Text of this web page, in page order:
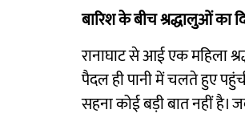
बारिश के बीच श्रद्धालुओं का
रानाघाट से आई एक महिला
पैदल ही पानी में चलते हुए
सहना कोई बड़ी बात नहीं